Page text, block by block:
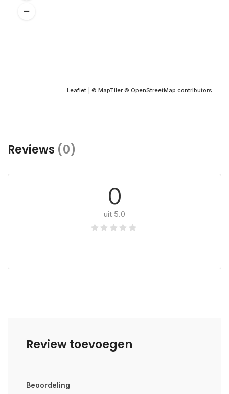
Leaflet © MapTiler © OpenStreetMap contributors
Reviews (0)
0
uit 5.0
Review toevoegen
Beoordeling